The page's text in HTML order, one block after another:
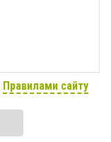
Правилами сайту